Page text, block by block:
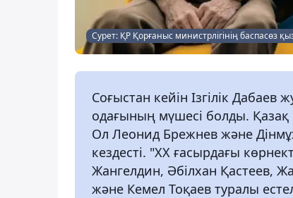
Сурет: ҚР Қорғаныс министрлігінің баспасөз
Соғыстан кейін Ізгілік
одағының мүшесі болды. Қазақ
Ол Леонид Брежнев және
кездесті. "ХХ ғасырдағы
Жангелдин, Әбілхан Қастеев,
және Кемел Тоқаев туралы